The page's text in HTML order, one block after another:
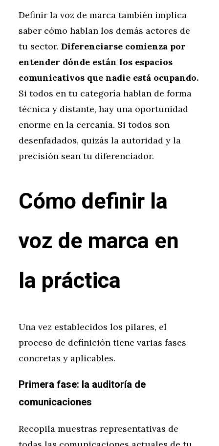
Definir la voz de marca también implica
saber cómo hablan los demás actores de
tu sector. Diferenciarse comienza por
entender dónde están los espacios
comunicativos que nadie está ocupando.
Si todos en tu categoría hablan de forma
técnica y distante, hay una oportunidad
enorme en la cercanía. Si todos son
desenfadados, quizás la autoridad y la
precisión sean tu diferenciador.
Cómo definir la
voz de marca en
la práctica
Una vez establecidos los pilares, el
proceso de definición tiene varias fases
concretas y aplicables.
Primera fase: la auditoría de
comunicaciones
Recopila muestras representativas de